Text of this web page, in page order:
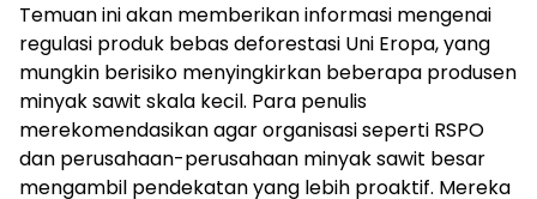
Temuan ini akan memberikan informasi mengenai
regulasi produk bebas deforestasi Uni Eropa, yang
mungkin berisiko menyingkirkan beberapa produsen
minyak sawit skala kecil. Para penulis
merekomendasikan agar organisasi seperti RSPO
dan perusahaan-perusahaan minyak sawit besar
mengambil pendekatan yang lebih proaktif. Mereka